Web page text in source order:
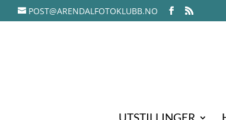
POST@ARENDALFOTOKLUBB.NO